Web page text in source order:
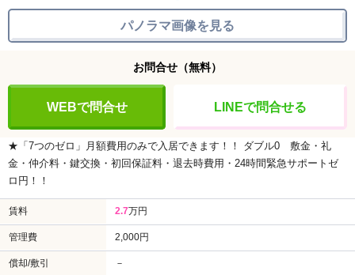
パノラマ画像を見る
お問合せ （無料）
WEBで問合せ LINEで問合せる
★「7つのゼロ」月額費用のみで入居できます！！ ダブル0 敷金・礼
金・仲介料・鍵交換・初回保証料・退去時費用・24時間緊急サポートゼ
ロ円！！
賃料 2.7万円
管理費 2,000円
償却/敷引 －